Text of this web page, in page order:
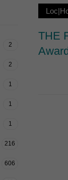
THE
2
2
1
1
1
216
606